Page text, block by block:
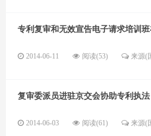
专利复审和无效宣告电子请求培训
2014-06-11 阅读(53) 来源(
复审委派员进驻京交会协助专利执法
2014-06-03 阅读(61) 来源(